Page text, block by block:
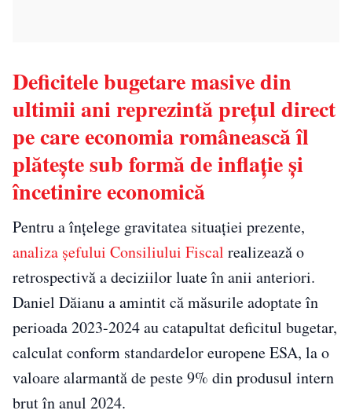
Deficitele bugetare masive din
ultimii ani reprezintă prețul direct
pe care economia românească îl
plătește sub formă de inflație și
încetinire economică
Pentru a înțelege gravitatea situației prezente,
analiza șefului Consiliului Fiscal realizează o
retrospectivă a deciziilor luate în anii anteriori.
Daniel Dăianu a amintit că măsurile adoptate în
perioada 2023-2024 au catapultat deficitul bugetar,
calculat conform standardelor europene ESA, la o
valoare alarmantă de peste 9% din produsul intern
brut în anul 2024.